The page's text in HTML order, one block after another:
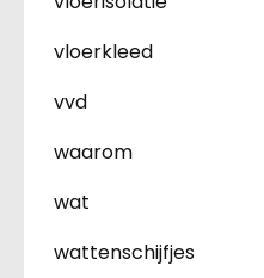
vloerkleed
vvd
waarom
wat
wattenschijfjes